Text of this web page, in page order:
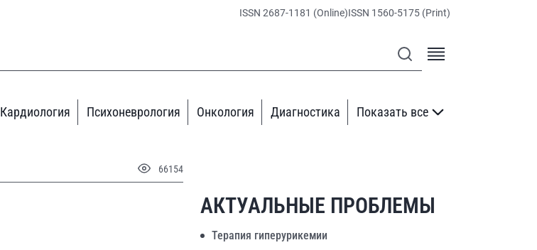
ISSN 2687-1181 (Online)ISSN 1560-5175 (Print)
Кардиология Психоневрология Онкология Диагностика Показать все
66154
АКТУАЛЬНЫЕ ПРОБЛЕМЫ
Терапия гиперурикемии